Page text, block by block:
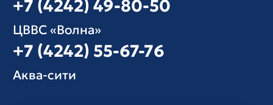
+7 (4242) 49-80-50
ЦВВС «Волна»
+7 (4242) 55-67-76
Аква-сити